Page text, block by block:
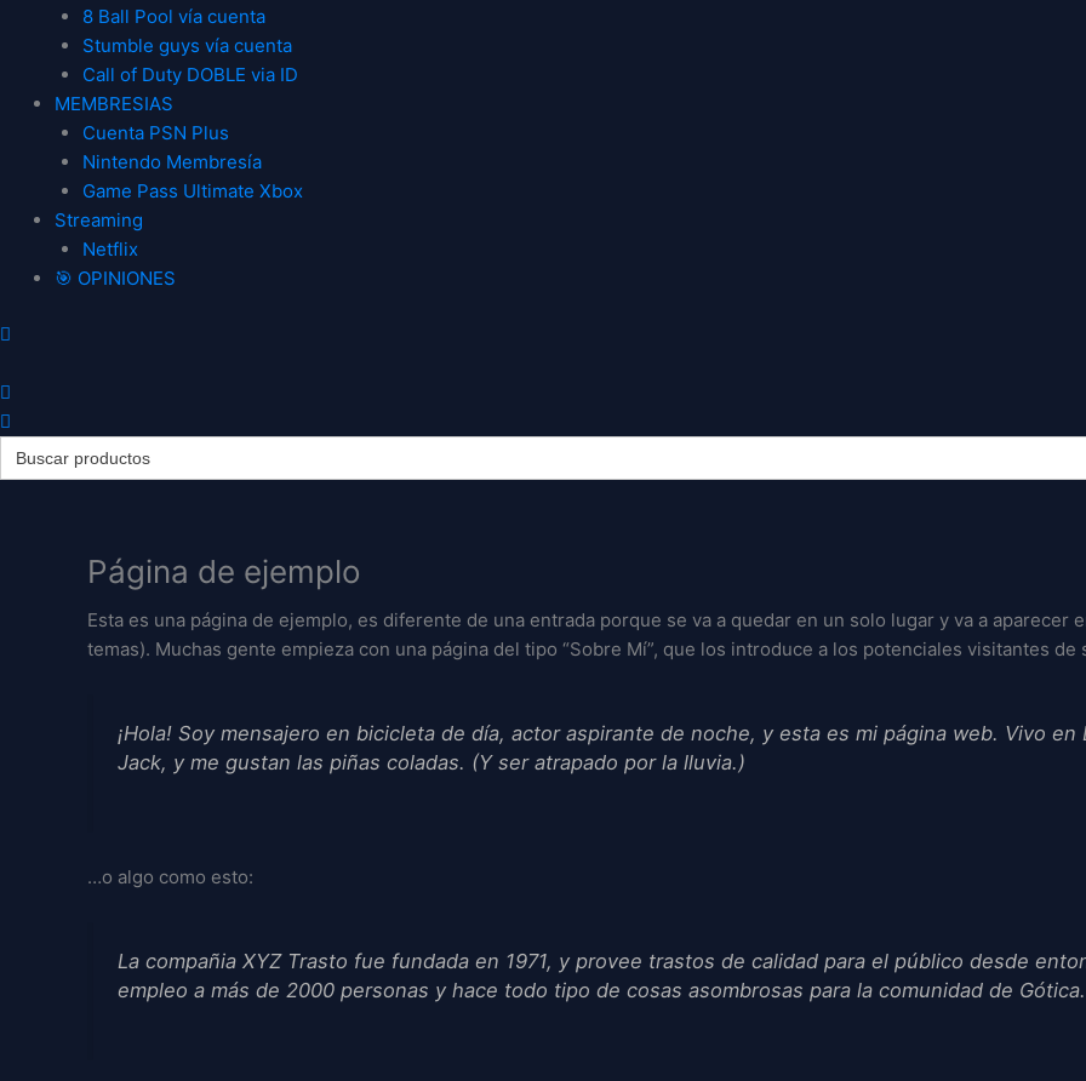
8 Ball Pool vía cuenta
Stumble guys vía cuenta
Call of Duty DOBLE via ID
MEMBRESIAS
Cuenta PSN Plus
Nintendo Membresía
Game Pass Ultimate Xbox
Streaming
Netflix
🎯 OPINIONES
Search
for:
Página de ejemplo
Esta es una página de ejemplo, es diferente de una entrada porque se va a quedar en un solo lugar y va a aparecer
temas). Muchas gente empieza con una página del tipo “Sobre Mí”, que los introduce a los potenciales visitantes
¡Hola! Soy mensajero en bicicleta de día, actor aspirante de noche, y esta es mi página web. Vivo
Jack, y me gustan las piñas coladas. (Y ser atrapado por la lluvia.)
…o algo como esto:
La compañia XYZ Trasto fue fundada en 1971, y provee trastos de calidad para el público desde
empleo a más de 2000 personas y hace todo tipo de cosas asombrosas para la comunidad de Gótica.